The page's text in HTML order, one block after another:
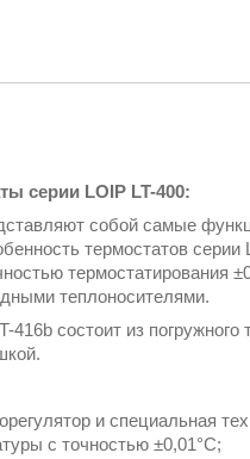
серии LOIP LT-400:
собой самые
термостатов серии
термостатирования
теплоносителями.
состоит из
и специальная
с точностью ±0,01°С;